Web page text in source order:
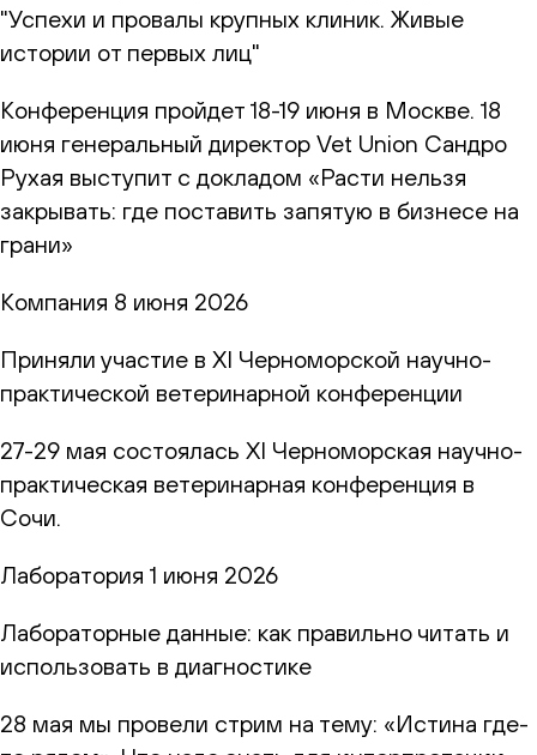
"Успехи и провалы крупных клиник. Живые
истории от первых лиц"
Конференция пройдет 18-19 июня в Москве. 18
июня генеральный директор Vet Union Сандро
Рухая выступит с докладом «Расти нельзя
закрывать: где поставить запятую в бизнесе на
грани»
Компания 8 июня 2026
Приняли участие в XI Черноморской научно-
практической ветеринарной конференции
27-29 мая состоялась XI Черноморская научно-
практическая ветеринарная конференция в
Сочи.
Лаборатория 1 июня 2026
Лабораторные данные: как правильно читать и
использовать в диагностике
28 мая мы провели стрим на тему: «Истина где-